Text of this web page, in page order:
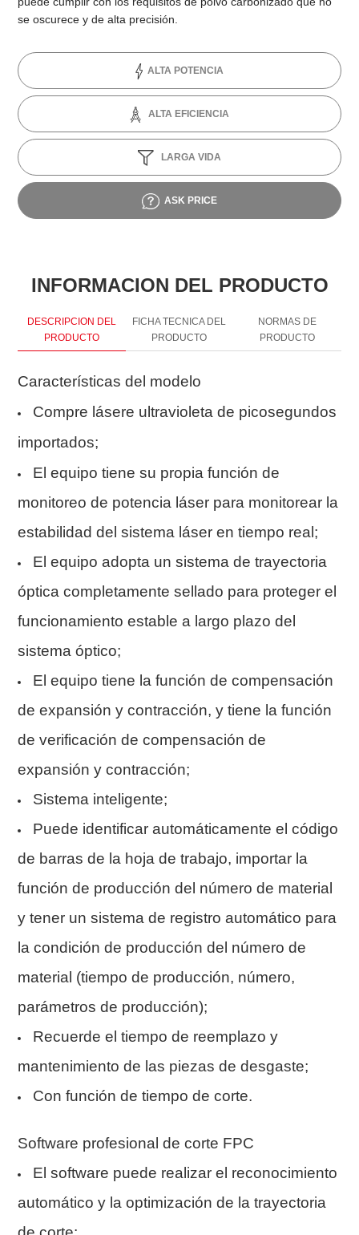
se oscurece y de alta precisión.
ALTA POTENCIA
ALTA EFICIENCIA
LARGA VIDA
ASK PRICE
INFORMACION DEL PRODUCTO
DESCRIPCION DEL
PRODUCTO
FICHA TECNICA DEL
PRODUCTO
NORMAS DE
PRODUCTO
Características del modelo
Compre lásere ultravioleta de picosegundos
importados;
El equipo tiene su propia función de
monitoreo de potencia láser para monitorear la
estabilidad del sistema láser en tiempo real;
El equipo adopta un sistema de trayectoria
óptica completamente sellado para proteger el
funcionamiento estable a largo plazo del
sistema óptico;
El equipo tiene la función de compensación
de expansión y contracción, y tiene la función
de verificación de compensación de
expansión y contracción;
Sistema inteligente;
Puede identificar automáticamente el código
de barras de la hoja de trabajo, importar la
función de producción del número de material
y tener un sistema de registro automático para
la condición de producción del número de
material (tiempo de producción, número,
parámetros de producción);
Recuerde el tiempo de reemplazo y
mantenimiento de las piezas de desgaste;
Con función de tiempo de corte.
Software profesional de corte FPC
El software puede realizar el reconocimiento
automático y la optimización de la trayectoria